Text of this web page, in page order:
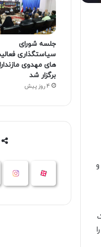
جلسه شورای
سیاستگذاری
های مهدوی
برگزار شد
4 روز پیش
آپارات